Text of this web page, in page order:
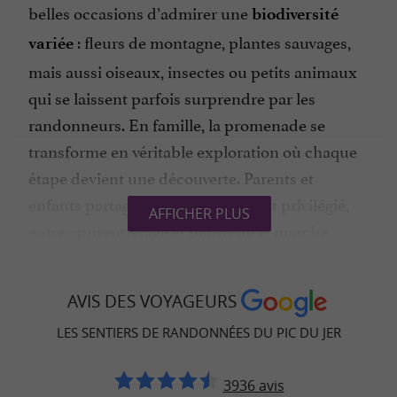
belles occasions d’admirer unebiodiversité
variée : fleurs de montagne, plantes sauvages,
mais aussi oiseaux, insectes ou petits animaux
qui se laissent parfois surprendre par les
randonneurs. En famille, la promenade se
transforme en véritable exploration où chaque
étape devient une découverte. Parents et
enfants partagent ainsi un moment privilégié,
entre apprentissage et plaisir de la marche.
spectaculaires
Arrivé en haut, le spectacle est saisissant :
panorama à 360° s’ouvre sur Lourdes, la
AFFICHER PLUS
AVIS DES VOYAGEURS
LES SENTIERS DE RANDONNÉES DU PIC DU JER
3936 avis